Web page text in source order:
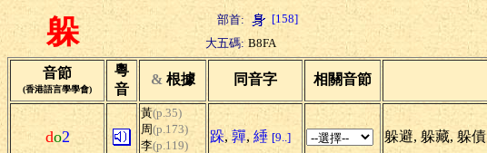
躲 部首: [158]
大五碼: B8FA
音節
(香港語言學學會)
粵
音
& 根據 同音字 相關音節
do2
黃(p.35)
周(p.173)
李(p.119)
跺, 嚲, 綞 [9..] 躲避, 躲藏, 躲債